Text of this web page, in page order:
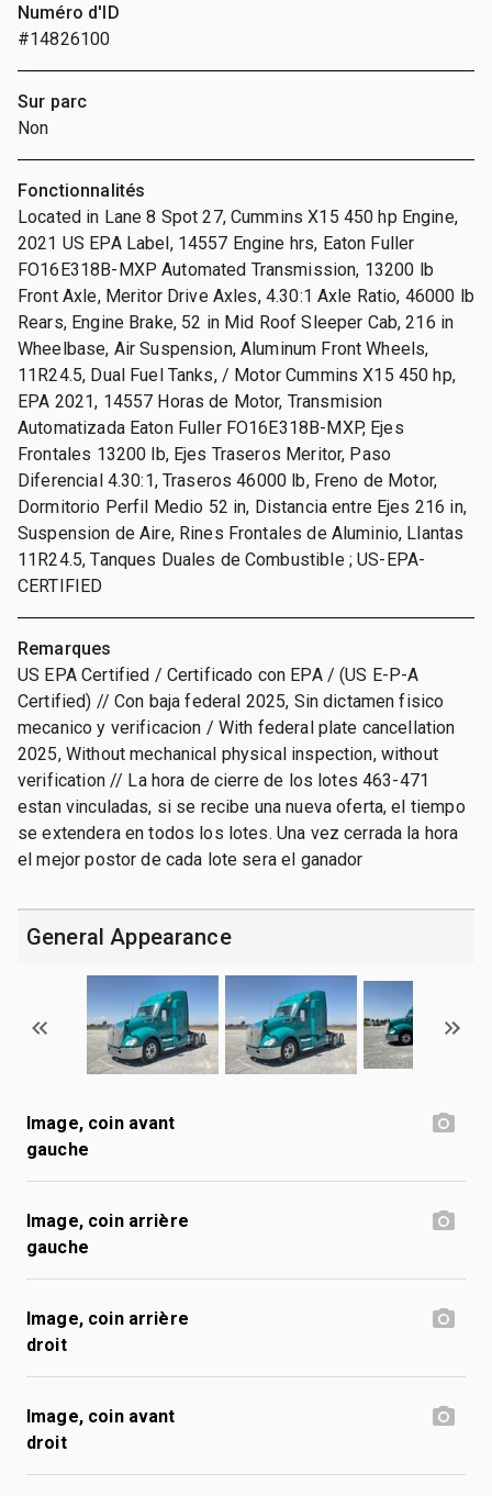
Numéro d'ID
#14826100
Sur parc
Non
Fonctionnalités
Located in Lane 8 Spot 27, Cummins X15 450 hp Engine,
2021 US EPA Label, 14557 Engine hrs, Eaton Fuller
FO16E318B-MXP Automated Transmission, 13200 lb
Front Axle, Meritor Drive Axles, 4.30:1 Axle Ratio, 46000 lb
Rears, Engine Brake, 52 in Mid Roof Sleeper Cab, 216 in
Wheelbase, Air Suspension, Aluminum Front Wheels,
11R24.5, Dual Fuel Tanks, / Motor Cummins X15 450 hp,
EPA 2021, 14557 Horas de Motor, Transmision
Automatizada Eaton Fuller FO16E318B-MXP, Ejes
Frontales 13200 lb, Ejes Traseros Meritor, Paso
Diferencial 4.30:1, Traseros 46000 lb, Freno de Motor,
Dormitorio Perfil Medio 52 in, Distancia entre Ejes 216 in,
Suspension de Aire, Rines Frontales de Aluminio, Llantas
11R24.5, Tanques Duales de Combustible ; US-EPA-
CERTIFIED
Remarques
US EPA Certified / Certificado con EPA / (US E-P-A
Certified) // Con baja federal 2025, Sin dictamen fisico
mecanico y verificacion / With federal plate cancellation
2025, Without mechanical physical inspection, without
verification // La hora de cierre de los lotes 463-471
estan vinculadas, si se recibe una nueva oferta, el tiempo
se extendera en todos los lotes. Una vez cerrada la hora
el mejor postor de cada lote sera el ganador
General Appearance
Image, coin avant
gauche
Image, coin arrière
gauche
Image, coin arrière
droit
Image, coin avant
droit